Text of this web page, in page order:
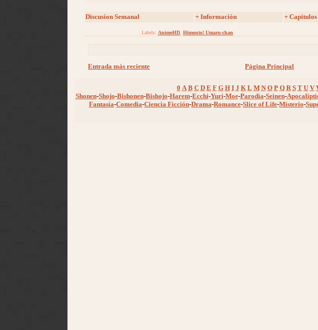
Discusion Semanal + Información + Capitulos
Labels: AnimeHD Himouto! Umaru-chan
Entrada más reciente Página Principal
0 A B C D E F G H I J K L M N O P Q R S T U V
Shonen-Shojo-Bishonen-Bishojo-Harem-Ecchi-Yuri-Moe-Parodia-Seinen-
Fantasía-Comedia-Ciencia Ficción-Drama-Romance-Slice of Life-Misterio-